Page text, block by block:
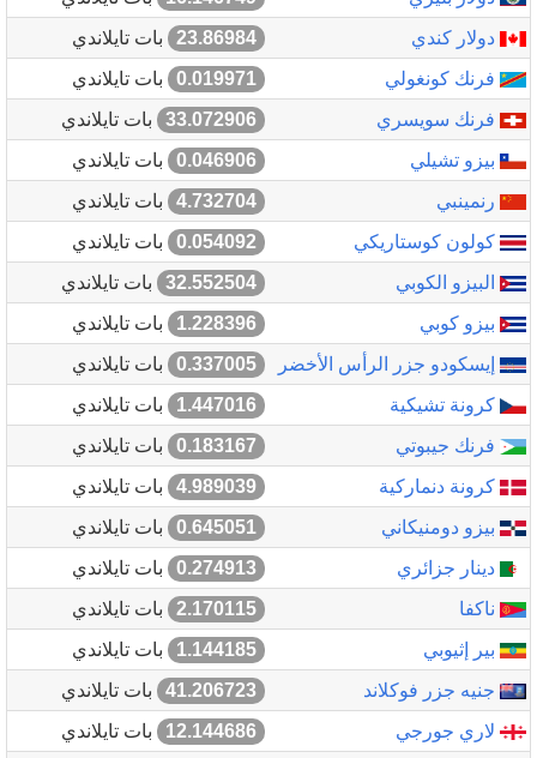
دولار كندي
23.86984
بات تايلاندي
فرنك كونغولي
0.019971
بات تايلاندي
فرنك سويسري
33.072906
بات تايلاندي
بيزو تشيلي
0.046906
بات تايلاندي
رنمينبي
4.732704
بات تايلاندي
كولون كوستاريكي
0.054092
بات تايلاندي
البيزو الكوبي
32.552504
بات تايلاندي
بيزو كوبي
1.228396
بات تايلاندي
إيسكودو جزر الرأس الأخضر
0.337005
بات تايلاندي
كرونة تشيكية
1.447016
بات تايلاندي
فرنك جيبوتي
0.183167
بات تايلاندي
كرونة دنماركية
4.989039
بات تايلاندي
بيزو دومنيكاني
0.645051
بات تايلاندي
دينار جزائري
0.274913
بات تايلاندي
ناكفا
2.170115
بات تايلاندي
بير إثيوبي
1.144185
بات تايلاندي
جنيه جزر فوكلاند
41.206723
بات تايلاندي
لاري جورجي
12.144686 بات تايلاندي